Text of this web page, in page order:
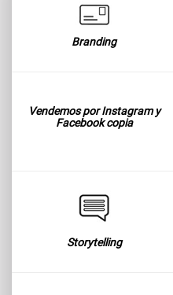
Branding
Vendemos por Instagram y
Facebook copia
Storytelling